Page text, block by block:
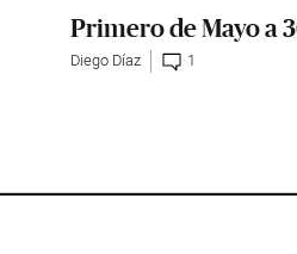
Primero de Mayo a
Diego Díaz 1